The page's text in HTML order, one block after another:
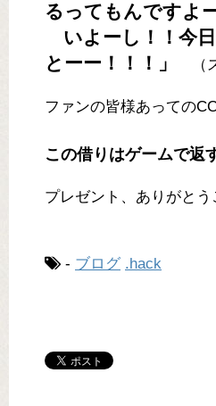
るってもんですよ
いよーし！！今
とーー！！！」
（
ファンの皆様あっての
この借りはゲームで返
プレゼント、ありがとう
- ブログ .hack